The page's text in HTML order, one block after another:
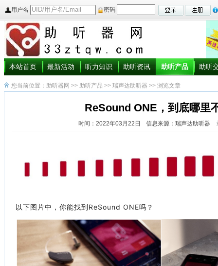
用户名 密码
本站首页 最新活动 听力知识 助听资讯 助听产品 助听
您当前位置： 助听器网 >> 助听产品 >> 瑞声达助听器 >> 浏览文章
ReSound ONE，到底哪里
时间：2022年03月22日 信息来源：瑞声达助听器
以下图片中，你能找到ReSound ONE吗？